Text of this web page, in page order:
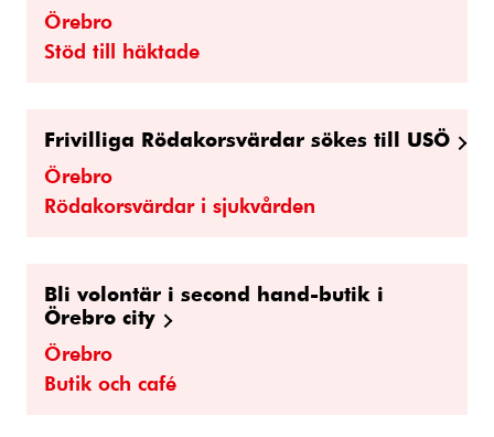
Örebro
Stöd till häktade
Frivilliga Rödakorsvärdar sökes till USÖ
Örebro
Rödakorsvärdar i sjukvården
Bli volontär i second hand-butik i
Örebro city
Örebro
Butik och café